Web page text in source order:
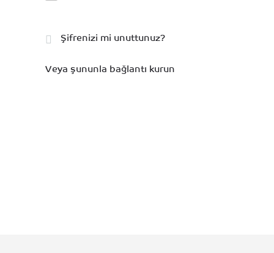
Şifrenizi mi unuttunuz?
Veya şununla bağlantı kurun